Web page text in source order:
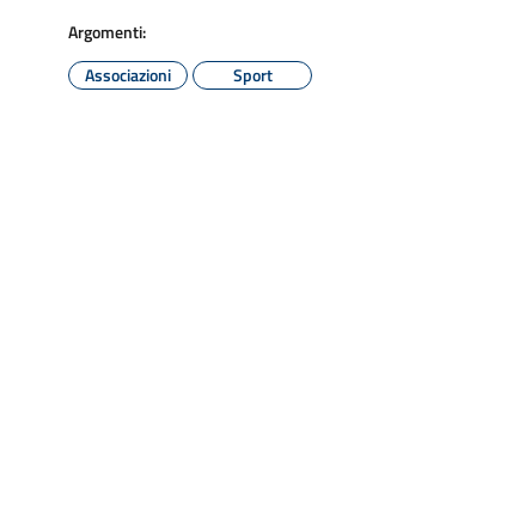
Argomenti:
Associazioni
Sport